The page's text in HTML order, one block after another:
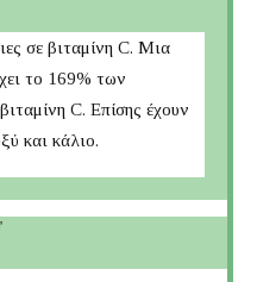
σε βιταμίνη C. Μια
το 169% των
C. Επίσης έχουν
και κάλιο.